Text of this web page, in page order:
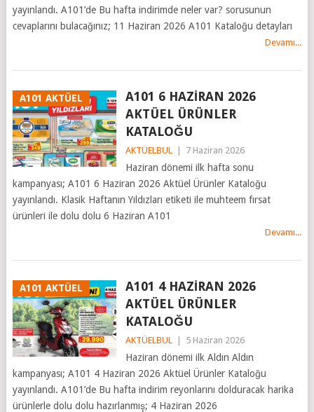
yayınlandı. A101’de Bu hafta indirimde neler var? sorusunun
cevaplarını bulacağınız; 11 Haziran 2026 A101 Kataloğu detayları
Devamı...
A101 AKTÜEL
A101 6 HAZİRAN 2026
AKTÜEL ÜRÜNLER
KATALOĞU
AKTÜELBUL 7 Haziran 2026
Haziran dönemi ilk hafta sonu
kampanyası; A101 6 Haziran 2026 Aktüel Ürünler Kataloğu
yayınlandı. Klasik Haftanın Yıldızları etiketi ile muhteem fırsat
ürünleri ile dolu dolu 6 Haziran A101
Devamı...
A101 AKTÜEL
A101 4 HAZİRAN 2026
AKTÜEL ÜRÜNLER
KATALOĞU
AKTÜELBUL 5 Haziran 2026
Haziran dönemi ilk Aldın Aldın
kampanyası; A101 4 Haziran 2026 Aktüel Ürünler Kataloğu
yayınlandı. A101’de Bu hafta indirim reyonlarını dolduracak harika
ürünlerle dolu dolu hazırlanmış; 4 Haziran 2026